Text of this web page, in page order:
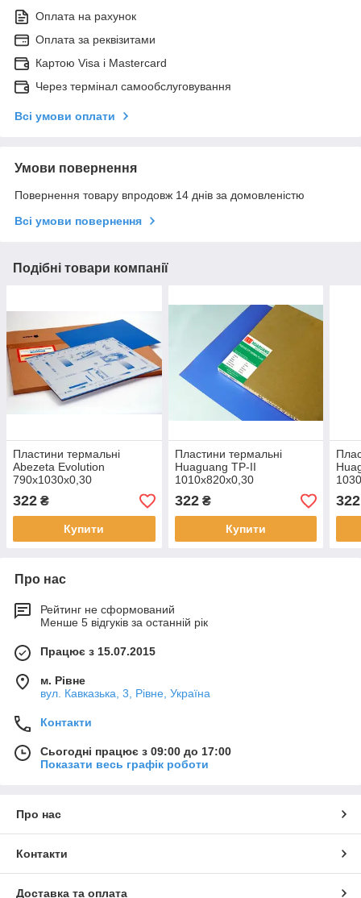
Оплата на рахунок
Оплата за реквізитами
Картою Visa і Mastercard
Через термінал самообслуговування
Всі умови оплати
Умови повернення
Повернення товару впродовж 14 днів за домовленістю
Всі умови повернення
Подібні товари компанії
Пластини термальні
Abezeta Evolution
790x1030x0,30
322 ₴
Купити
Пластини термальні
Huaguang ТР-II
1010x820x0,30
322₴
Купити
322
Про нас
Рейтинг не сформований
Менше 5 відгуків за останній рік
Працює з 15.07.2015
м. Рівне
вул. Кавказька, 3, Рівне, Україна
Контакти
Сьогодні працює з 09:00 до 17:00
Показати весь графік роботи
Про нас
Контакти
Доставка та оплата